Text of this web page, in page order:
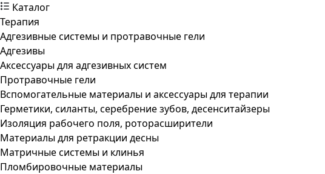
Каталог
Терапия
Адгезивные системы и протравочные гели
Адгезивы
Аксессуары для адгезивных систем
Протравочные гели
Вспомогательные материалы и аксессуары для терапии
Герметики, силанты, серебрение зубов, десенситайзеры
Изоляция рабочего поля, роторасширители
Материалы для ретракции десны
Матричные системы и клинья
Пломбировочные материалы